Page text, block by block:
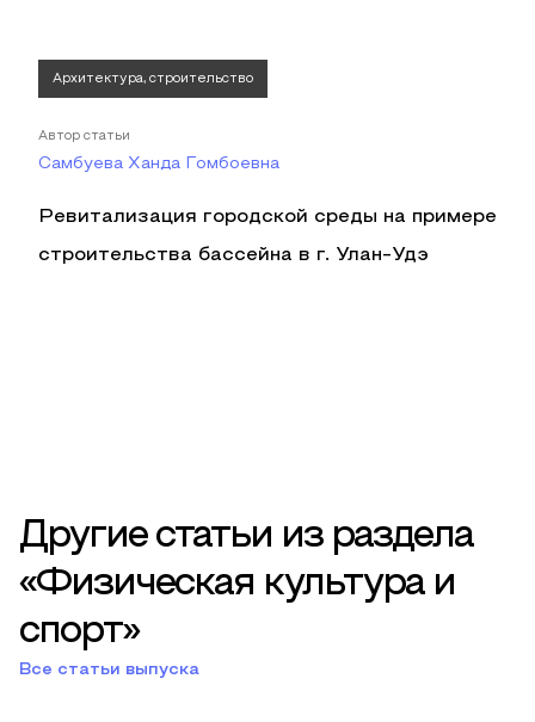
Архитектура, строительство
Автор статьи
Самбуева Ханда Гомбоевна
Ревитализация городской среды на примере
строительства бассейна в г. Улан-Удэ
Другие статьи из раздела
«Физическая культура и
спорт»
Все статьи выпуска